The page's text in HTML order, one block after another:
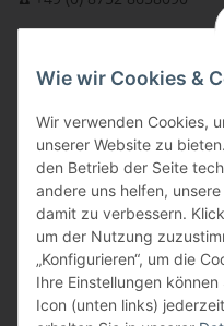
oder über unser
BFT - Autorisierter
Wie wir Cookies &
Wir verwenden Cookies,
unserer Website zu
den Betrieb der Seite
andere uns helfen,
damit zu verbessern.
um der Nutzung
„Konfigurieren“, um die
Ihre Einstellungen
Icon (unten links)